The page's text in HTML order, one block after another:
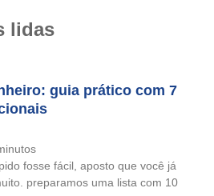
lidas
guia prático com 7
fosse fácil, aposto que você já
preparamos uma lista com 10